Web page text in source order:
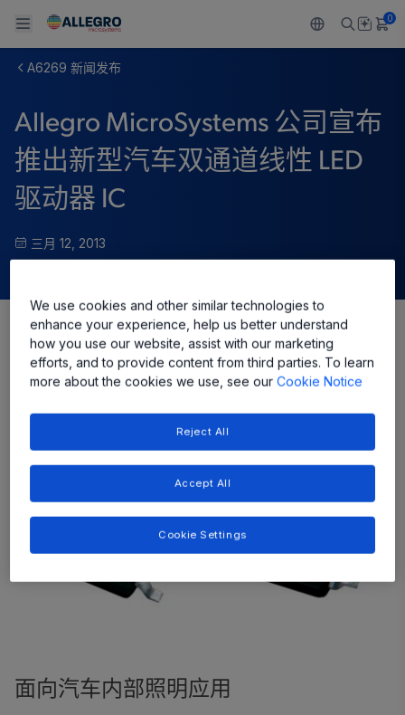
Back To Main Menu
产品
感应
Back To Main Menu
应用
汽车
Technologies
Back To Main Menu
技术支持
设计和开发
质量标准和环境认证
软件门户
Back To Main Menu
技术资源
Resource Center
Back To Main Menu
关于 ALLEGRO
我们的公司
Growth and Inclusion
联系我们
0
A6269 新闻发布
Allegro MicroSystems 公司宣布
推出新型汽车双通道线性 LED
驱动器 IC
三月 12, 2013
Share
面向汽车内部照明应用
We use cookies and other similar technologies to
enhance your experience, help us better understand
how you use our website, assist with our marketing
efforts, and to provide content from third parties. To learn
more about the cookies we use, see ourCookie Notice
Reject All
Accept All
Cookie Settings